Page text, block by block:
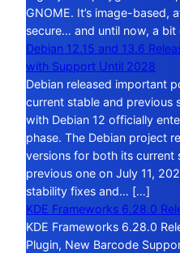
GNOME. It’s image-based,
secure… and until now, a
Debian 12.15 and 13.6
with Support Until 2028
Debian released important
current stable and previous
with Debian 12 officially
phase. The Debian project
versions for both its current
previous one on July 11,
stability fixes and… […]
KDE Frameworks 6.28.0
KDE Frameworks 6.28.0
Plugin, New Barcode